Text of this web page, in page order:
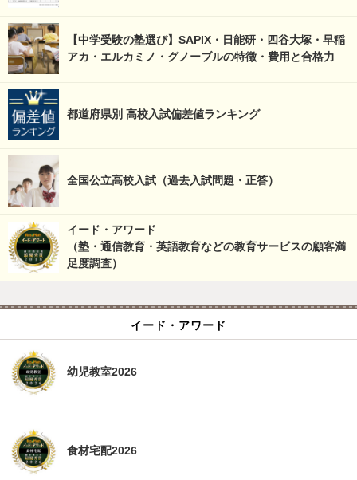
【中学受験の塾選び】SAPIX・日能研・四谷大塚・早稲
アカ・エルカミノ・グノーブルの特徴・費用と合格力
都道府県別 高校入試偏差値ランキング
全国公立高校入試（過去入試問題・正答）
イード・アワード
（塾・通信教育・英語教育などの教育サービスの顧客満
足度調査）
イード・アワード
幼児教室2026
食材宅配2026